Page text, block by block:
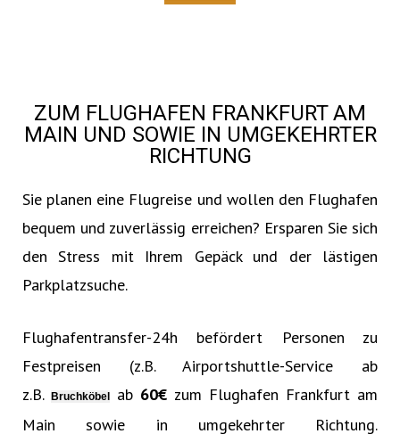
ZUM FLUGHAFEN FRANKFURT AM
MAIN UND SOWIE IN UMGEKEHRTER
RICHTUNG
Sie planen eine Flugreise und wollen den Flughafen
bequem und zuverlässig erreichen? Ersparen Sie sich
den Stress mit Ihrem Gepäck und der lästigen
Parkplatzsuche.
Flughafentransfer-24h befördert Personen zu
Festpreisen (z.B. Airportshuttle-Service ab
z.B.Bruchköbel ab 60€‎ zum Flughafen Frankfurt am
Main sowie in umgekehrter Richtung.